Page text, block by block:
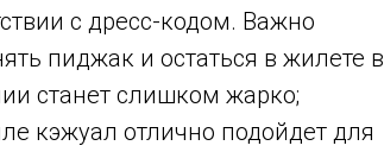
с дресс-кодом. Важно
пиджак и остаться в жилете в
станет слишком жарко;
кэжуал отлично подойдет для